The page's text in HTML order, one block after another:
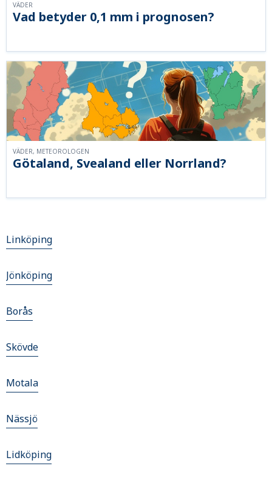
Vad betyder 0,1 mm i prognosen?
VÄDER
Götaland, Svealand eller Norrland?
VÄDER, METEOROLOGEN
Linköping
Jönköping
Borås
Skövde
Motala
Nässjö
Lidköping